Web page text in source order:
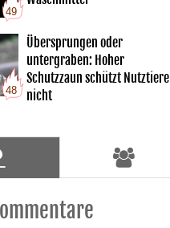
49
48
Übersprungen oder
untergraben: Hoher
Schutzzaun schützt Nutztiere
nicht